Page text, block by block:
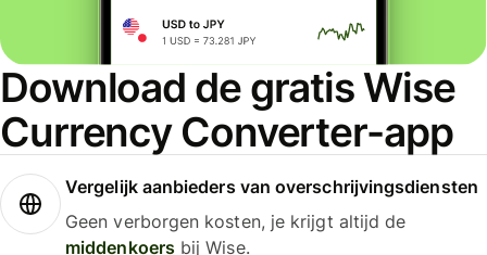
Download de gratis Wise
Currency Converter-app
Vergelijk aanbieders van overschrijvingsdiensten
Geen verborgen kosten, je krijgt altijd de
middenkoersbij Wise.